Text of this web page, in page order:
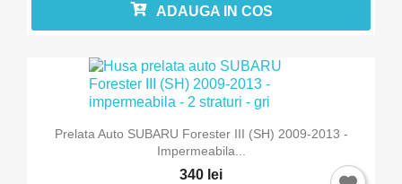
ADAUGA IN COS
Prelata Auto SUBARU Forester III (SH) 2009-2013 -
Impermeabila...
340 lei
Anuleaza Intra in cont